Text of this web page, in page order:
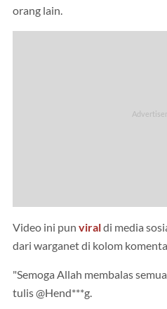
orang lain.
Video ini pun viraldi media
dari warganet di kolom
"Semoga Allah membalas
tulis @Hend***g.